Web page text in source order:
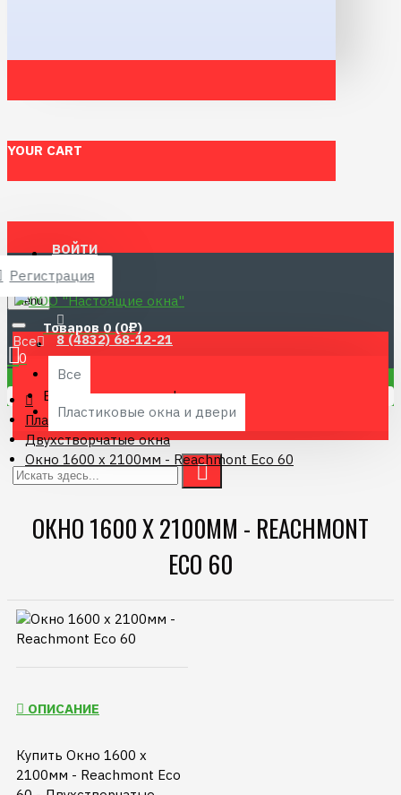
YOUR CART
ВОЙТИ
Регистрация
8 (4832) 68-12-21
Menu
Товаров 0 (0₽)
0
Ваша корзина пуста!
Все
Все
Пластиковые окна и двери
Пластиковые окна и двери
Двухстворчатые окна
Окно 1600 х 2100мм - Reachmont Eco 60
ОКНО 1600 Х 2100ММ - REACHMONT
ECO 60
ОПИСАНИЕ
Купить Окно 1600 х
2100мм - Reachmont Eco